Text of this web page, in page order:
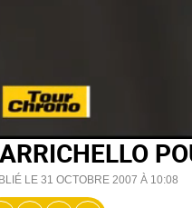
LE 31 OCTOBRE 2007 À 10:08